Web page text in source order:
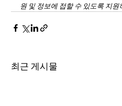
원 및 정보에 접할 수 있도록 지
최근 게시물